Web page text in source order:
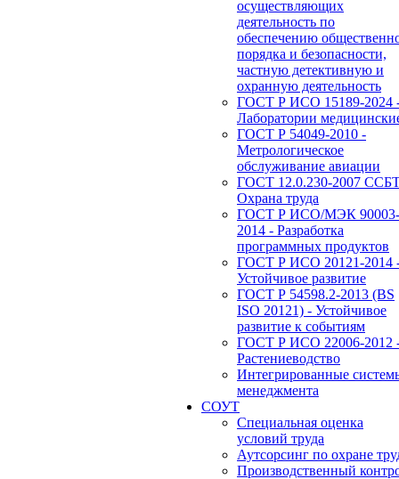
осуществляющих
деятельность по
обеспечению
порядка и безопасности,
частную детективную и
охранную деятельность
ГОСТ Р ИСО 15189-2024
Лаборатории
ГОСТ Р 54049-2010 -
Метрологическое
обслуживание авиации
ГОСТ 12.0.230-2007
Охрана труда
ГОСТ Р ИСО/МЭК 90003-
2014 - Разработка
программных продуктов
ГОСТ Р ИСО 20121-2014
Устойчивое развитие
ГОСТ Р 54598.2-2013 (BS
ISO 20121) - Устойчивое
развитие к событиям
ГОСТ Р ИСО 22006-2012
Растениеводство
Интегрированные
менеджмента
СОУТ
Специальная оценка
условий труда
Аутсорсинг по охране
Производственный